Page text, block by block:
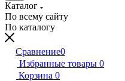
Каталог
По всему сайту
По каталогу
Сравнение0
Избранные товары 0
Корзина 0